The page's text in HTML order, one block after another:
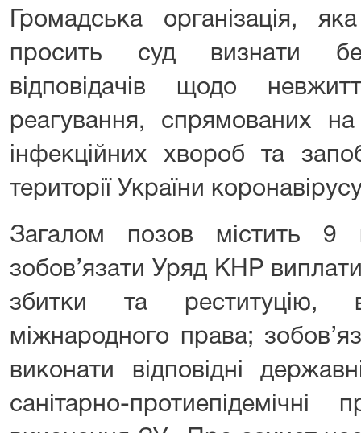
Громадська організація,
просить суд визнати
відповідачів щодо
реагування, спрямованих
інфекційних хвороб та
території України
Загалом позов містить
зобов’язати Уряд КНР
збитки та реституцію,
міжнародного права;
виконати відповідні
санітарно-